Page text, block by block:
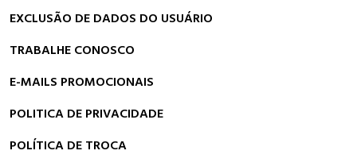
EXCLUSÃO DE DADOS DO USUÁRIO
TRABALHE CONOSCO
E-MAILS PROMOCIONAIS
POLITICA DE PRIVACIDADE
POLÍTICA DE TROCA